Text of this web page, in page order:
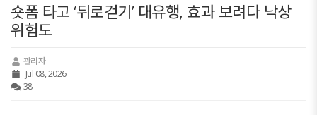
숏폼 타고 ‘뒤로걷기’ 대유행, 효과 보려다 낙상
위험도
관리자
Jul 08, 2026
38